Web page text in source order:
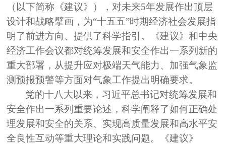
（以下简称《建议》），对未来5年发展作出顶层
设计和战略擘画，为“十五五”时期经济社会发展指
明了前进方向、提供了科学指引。《建议》和中央
经济工作会议都对统筹发展和安全作出一系列新的
重大部署，从提升应对极端天气能力、加强气象监
测预报预警等方面对气象工作提出明确要求。
党的十八大以来，习近平总书记对统筹发展和
安全作出一系列重要论述，科学阐释了如何正确处
理发展和安全的关系、实现高质量发展和高水平安
全良性互动等重大理论和实践问题。《建议》